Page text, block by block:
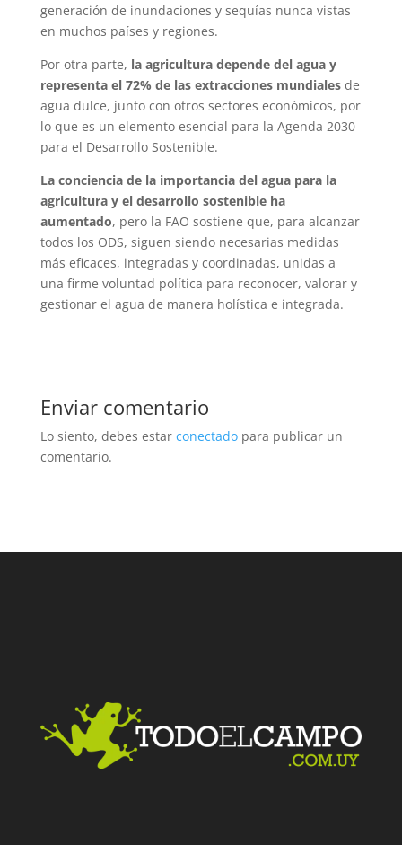
generación de inundaciones y sequías nunca vistas
en muchos países y regiones.
Por otra parte, la agricultura depende del agua y
representa el 72% de las extracciones mundialesde
agua dulce, junto con otros sectores económicos, por
lo que es un elemento esencial para la Agenda 2030
para el Desarrollo Sostenible.
La conciencia de la importancia del agua para la
agricultura y el desarrollo sostenible ha
aumentado, pero la FAO sostiene que, para alcanzar
todos los ODS, siguen siendo necesarias medidas
más eficaces, integradas y coordinadas, unidas a
una firme voluntad política para reconocer, valorar y
gestionar el agua de manera holística e integrada.
Enviar comentario
Lo siento, debes estar conectadopara publicar un
comentario.
Facebook